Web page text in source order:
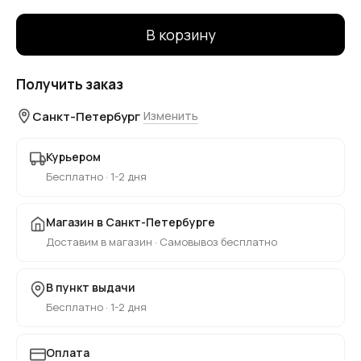
В корзину
Получить заказ
Санкт-Петербург Изменить
Курьером
Бесплатно · 1-2 дня
Магазин в Санкт-Петербурге
Доставим в магазин · Самовывоз бесплатно
В пункт выдачи
Бесплатно · 1-2 дня
Оплата